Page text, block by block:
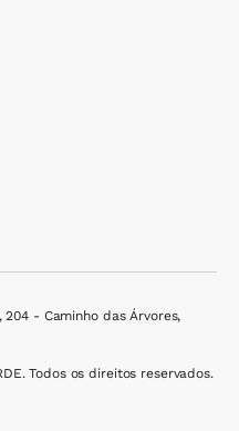
- Caminho das Árvores,
Todos os direitos reservados.